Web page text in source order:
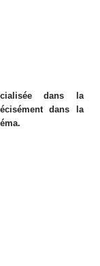
dans la
dans la